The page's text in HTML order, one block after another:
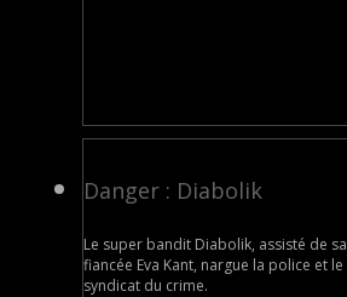
Danger : Diabolik
Le super bandit Diabolik, assisté de sa
fiancée Eva Kant, nargue la police et le
syndicat du crime.